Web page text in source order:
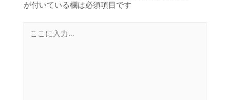
が付いている欄は必須項目です